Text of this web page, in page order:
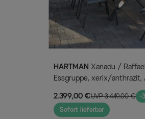
HARTMAN
Essgruppe, xerix/anthrazit,
Stapelsessel, 2
2.399,00 €UVP 3.449,00 € -
Sofort lieferbar